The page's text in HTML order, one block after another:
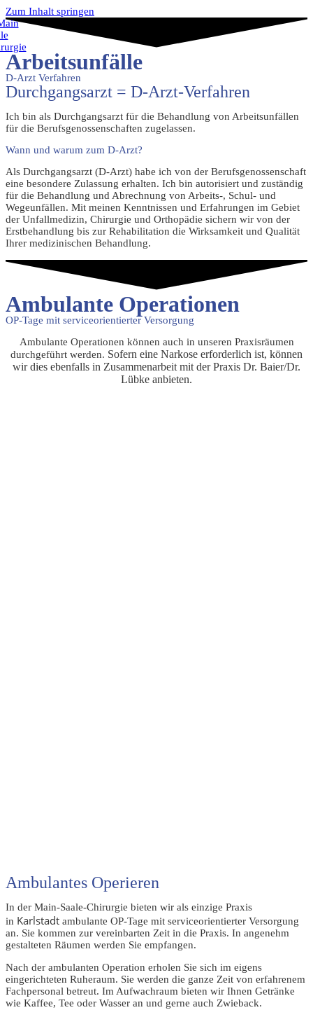
Zum Inhalt springen
Arbeitsunfälle
D-Arzt Verfahren
Durchgangsarzt = D-Arzt-Verfahren
Ich bin als Durchgangsarzt für die Behandlung von Arbeitsunfällen
für die Berufsgenossenschaften zugelassen.
Wann und warum zum D-Arzt?
Als Durchgangsarzt (D-Arzt) habe ich von der Berufsgenossenschaft
eine besondere Zulassung erhalten. Ich bin autorisiert und zuständig
für die Behandlung und Abrechnung von Arbeits-, Schul- und
Wegeunfällen. Mit meinen Kenntnissen und Erfahrungen im Gebiet
der Unfallmedizin, Chirurgie und Orthopädie sichern wir von der
Erstbehandlung bis zur Rehabilitation die Wirksamkeit und Qualität
Ihrer medizinischen Behandlung.
Ambulante Operationen
OP-Tage mit serviceorientierter Versorgung
Ambulante Operationen können auch in unseren Praxisräumen
durchgeführt werden. Sofern eine Narkose erforderlich ist, können
wir dies ebenfalls in Zusammenarbeit mit der Praxis Dr. Baier/Dr.
Lübke anbieten.
Ambulantes Operieren
In der Main-Saale-Chirurgie bieten wir als einzige Praxis
in Karlstadt ambulante OP-Tage mit serviceorientierter Versorgung
an. Sie kommen zur vereinbarten Zeit in die Praxis. In angenehm
gestalteten Räumen werden Sie empfangen.
Nach der ambulanten Operation erholen Sie sich im eigens
eingerichteten Ruheraum. Sie werden die ganze Zeit von erfahrenem
Fachpersonal betreut. Im Aufwachraum bieten wir Ihnen Getränke
wie Kaffee, Tee oder Wasser an und gerne auch Zwieback.